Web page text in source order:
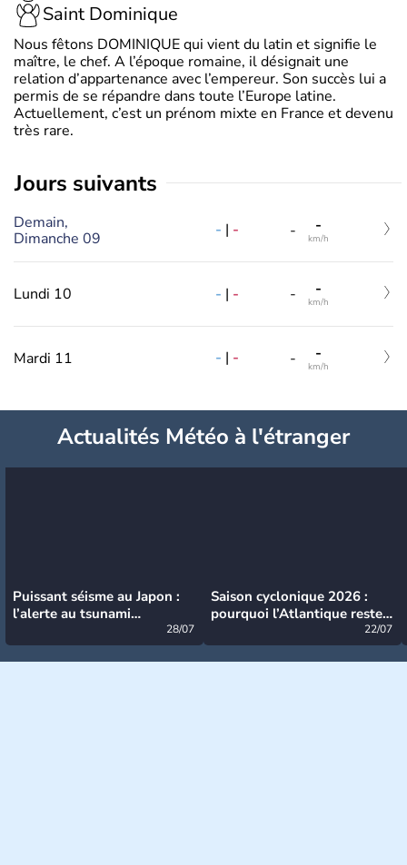
Saint Dominique
Nous fêtons DOMINIQUE qui vient du latin et signifie le
maître, le chef. A l’époque romaine, il désignait une
relation d’appartenance avec l’empereur. Son succès lui a
permis de se répandre dans toute l’Europe latine.
Actuellement, c’est un prénom mixte en France et devenu
très rare.
jours suivants
Demain,
Dimanche 09
- | - - -
km/h
Lundi 10 - | - - -
km/h
Mardi 11 - | - - -
km/h
Actualités Météo à l'étranger
Puissant séisme au Japon :
l’alerte au tsunami
28/07
Saison cyclonique 2026 :
pourquoi l’Atlantique reste
22/07